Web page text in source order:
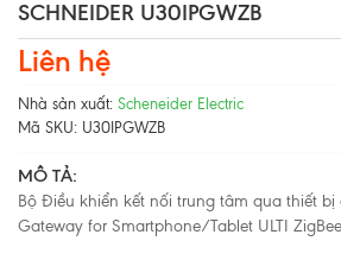
SCHNEIDER U30IPGWZB
Liên hệ
Nhà sản xuất: Scheneider Electric
Mã SKU: U30IPGWZB
MÔ TẢ:
Bộ Điều khiển kết nối trung tâm qua thiết bị
Gateway for Smartphone/Tablet ULTI